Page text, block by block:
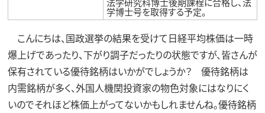
学博士号を取得する予定。
こんにちは、国政選挙の結果を受けて日経平均株価は一時
爆上げであったり、下がり調子だったりの状態ですが、皆さんが
保有されている優待銘柄はいかがでしょうか？ 優待銘柄は
内需銘柄が多く、外国人機関投資家の物色対象にはなりにく
いのでそれほど株価上がってないかもしれませんね。優待銘柄